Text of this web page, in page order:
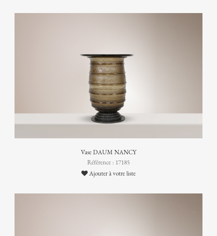
Vase DAUM NANCY
Référence : 17185
Ajouter à votre liste